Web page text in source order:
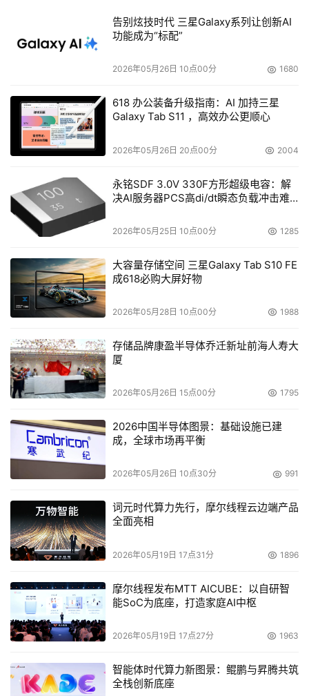
告别炫技时代 三星Galaxy系列让创新AI
功能成为“标配”
2026年05月26日 10点00分 1680
618 办公装备升级指南：AI 加持三星
Galaxy Tab S11 ，高效办公更顺心
2026年05月26日 20点00分 2004
永铭SDF 3.0V 330F方形超级电容：解
决AI服务器PCS高di/dt瞬态负载冲击难
2026年05月25日 10点00分 1285
大容量存储空间 三星Galaxy Tab S10 FE
成618必购大屏好物
2026年05月28日 10点00分 1988
存储品牌康盈半导体乔迁新址前海人寿大
厦
2026年05月26日 15点00分 1795
2026中国半导体图景：基础设施已建
成，全球市场再平衡
2026年05月26日 10点30分 991
词元时代算力先行，摩尔线程云边端产品
全面亮相
2026年05月19日 17点31分 1896
摩尔线程发布MTT AICUBE：以自研智
能SoC为底座，打造家庭AI中枢
2026年05月19日 17点27分 1963
智能体时代算力新图景：鲲鹏与昇腾共筑
全栈创新底座